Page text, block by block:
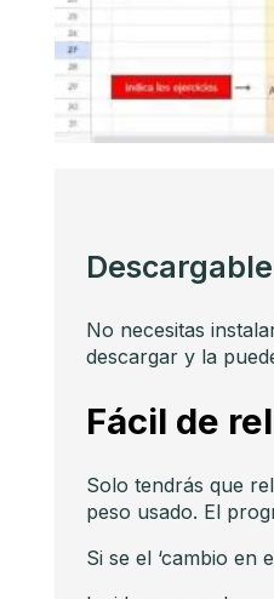
No necesitas
descargar y la
Fácil de
Solo tendrás que
peso usado. El
Si se el ‘cambio en